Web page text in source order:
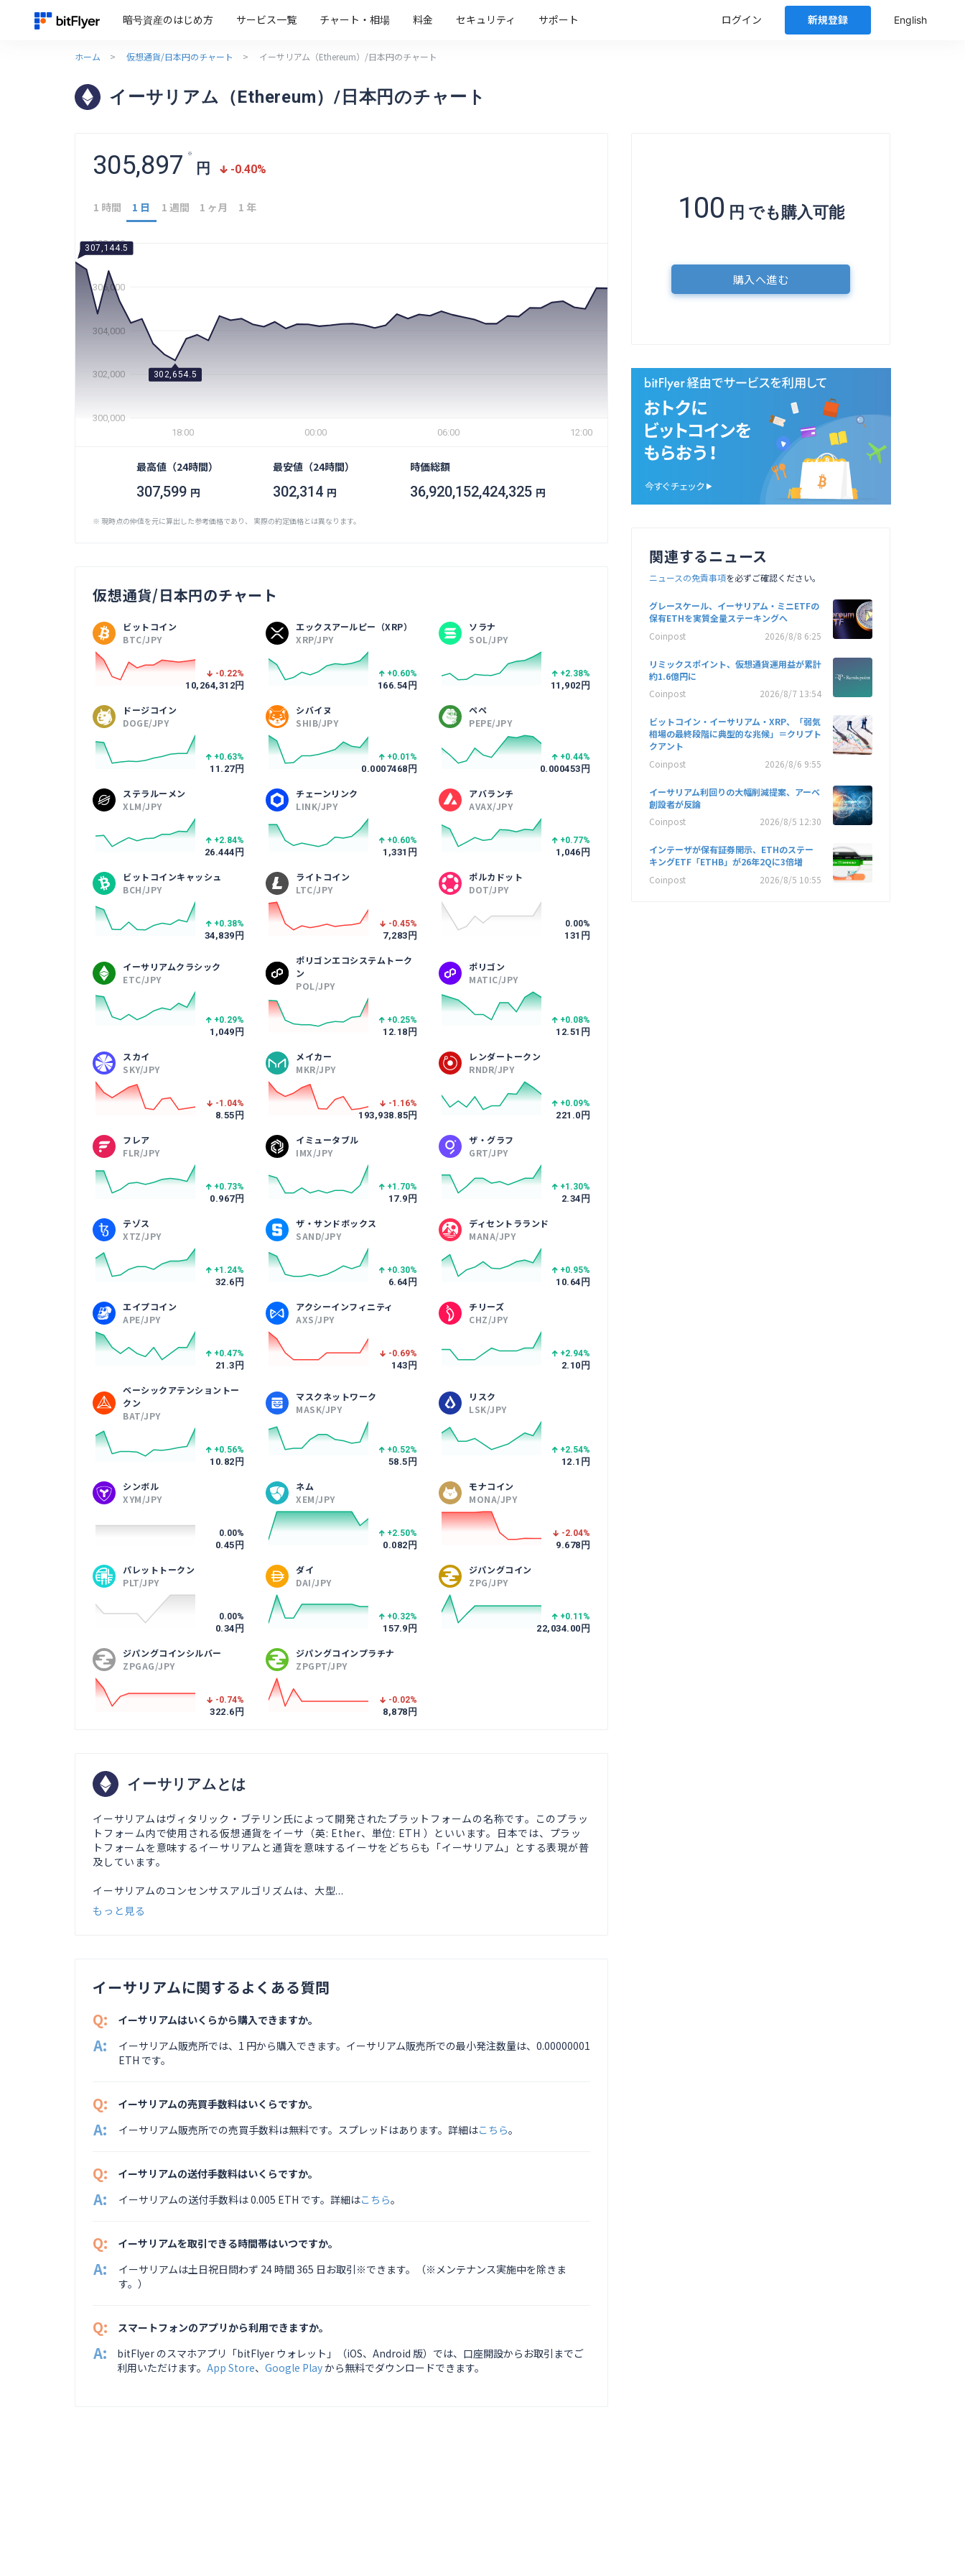
暗号資産のはじめ方 サービス一覧 チャート・相場 料金 セキュリティ サポート ログイン 新規登録 English
ホーム > 仮想通貨/日本円のチャート > イーサリアム（Ethereum）/日本円のチャート
イーサリアム（Ethereum）/日本円のチャート
305,897 ※
円 -0.40%
1 時間 1 日 1 週間 1 ヶ月 1 年
302,654.5
307,144.5
18:00 00:00 06:00 12:00
300,000
302,000
304,000
306,000
308,000
最高値（24時間） 最安値（24時間） 時価総額
307,599 円 302,314 円 36,920,152,424,325 円
※ 現時点の仲値を元に算出した参考価格であり、 実際の約定価格とは異なります。
仮想通貨/日本円のチャート
ビットコイン
BTC/JPY
-0.22%
10,264,312円
エックスアールピー（XRP）
XRP/JPY
+0.60%
166.54 円
ソラナ
SOL/JPY
+2.38%
11,902 円
ドージコイン
DOGE/JPY
+0.63%
11.27円
シバイヌ
SHIB/JPY
+0.01 %
0.0007468 円
ペペ
PEPE/JPY
+0.44%
0.000453 円
ステラルーメン
XLM/JPY
+2.84%
26.444 円
チェーンリンク
LINK/JPY
+0.60%
1,331 円
アバランチ
AVAX/JPY
+0.77%
1,046 円
ビットコインキャッシュ
BCH/JPY
+0.38%
34,839 円
ライトコイン
LTC/JPY
-0.45%
7,283 円
ポルカドット
DOT/JPY
0.00%
131 円
イーサリアムクラシック
ETC/JPY
+0.29%
1,049 円
ポリゴンエコシステムトーク
ン
POL/JPY
+0.25%
12.18 円
ポリゴン
MATIC/JPY
+0.08%
12.51 円
スカイ
SKY/JPY
-1.04%
8.55 円
メイカー
MKR/JPY
-1.16%
193,938.85円
レンダートークン
RNDR/JPY
+0.09%
221.0 円
フレア
FLR/JPY
+0.73%
0.967円
イミュータブル
IMX/JPY
+1.70%
17.9 円
ザ・グラフ
GRT/JPY
+1.30%
2.34 円
テゾス
XTZ/JPY
+1.24%
32.6 円
ザ・サンドボックス
SAND/JPY
+0.30%
6.64 円
ディセントラランド
MANA/JPY
+0.95%
10.64 円
エイプコイン
APE/JPY
+0.47%
21.3 円
アクシーインフィニティ
AXS/JPY
-0.69%
143 円
チリーズ
CHZ/JPY
+2.94%
2.10 円
ベーシックアテンショントー
クン
BAT/JPY
+0.56%
10.82 円
マスクネットワーク
MASK/JPY
+0.52%
58.5 円
リスク
LSK/JPY
+2.54%
12.1 円
シンボル
XYM/JPY
0.00%
0.45 円
ネム
XEM/JPY
+2.50%
0.082 円
モナコイン
MONA/JPY
-2.04%
9.678 円
パレットトークン
PLT/JPY
0.00%
0.34 円
ダイ
DAI/JPY
+0.32%
157.9 円
ジパングコイン
ZPG/JPY
+0.11 %
22,034.00 円
ジパングコインシルバー
ZPGAG/JPY
-0.74%
322.6 円
ジパングコインプラチナ
ZPGPT/JPY
-0.02%
8,878 円
イーサリアムとは
イーサリアムはヴィタリック・ブテリン氏によって開発されたプラットフォームの名称です。このプラッ
トフォーム内で使用される仮想通貨をイーサ（英: Ether、単位: ETH ）といいます。日本では、プラッ
トフォームを意味するイーサリアムと通貨を意味するイーサをどちらも「イーサリアム」とする表現が普
及しています。
イーサリアムのコンセンサスアルゴリズムは、大型...
もっと見る
イーサリアムに関するよくある質問
Q:
イーサリアムはいくらから購入できますか。
A:
イーサリアム販売所では、1 円から購入できます。イーサリアム販売所での最小発注数量は、0.00000001
ETH です。
Q: イーサリアムの売買手数料はいくらですか。
A: イーサリアム販売所での売買手数料は無料です。スプレッドはあります。詳細はこちら。
Q: イーサリアムの送付手数料はいくらですか。
A: イーサリアムの送付手数料は 0.005 ETH です。詳細はこちら。
Q: イーサリアムを取引できる時間帯はいつですか。
A:
イーサリアムは土日祝日問わず 24 時間 365 日お取引※できます。（※メンテナンス実施中を除きま
す。）
Q: スマートフォンのアプリから利用できますか。
A:
bitFlyer のスマホアプリ「bitFlyer ウォレット」（iOS、Android 版）では、口座開設からお取引までご
利用いただけます。App Store、Google Playから無料でダウンロードできます。
100 円 でも購入可能
購入へ進む
関連するニュース
ニュースの免責事項を必ずご確認ください。
グレースケール、イーサリアム・ミニETFの
保有ETHを実質全量ステーキングへ
Coinpost
2026/8/8 6:25
リミックスポイント、仮想通貨運用益が累計
約1.6億円に
Coinpost
2026/8/7 13:54
ビットコイン・イーサリアム・XRP、「弱気
相場の最終段階に典型的な兆候」＝クリプト
クアント
Coinpost
2026/8/6 9:55
イーサリアム利回りの大幅削減提案、アーベ
創設者が反論
Coinpost
2026/8/5 12:30
インテーザが保有証券開示、ETHのステー
キングETF「ETHB」が26年2Qに3倍増
Coinpost
2026/8/5 10:55